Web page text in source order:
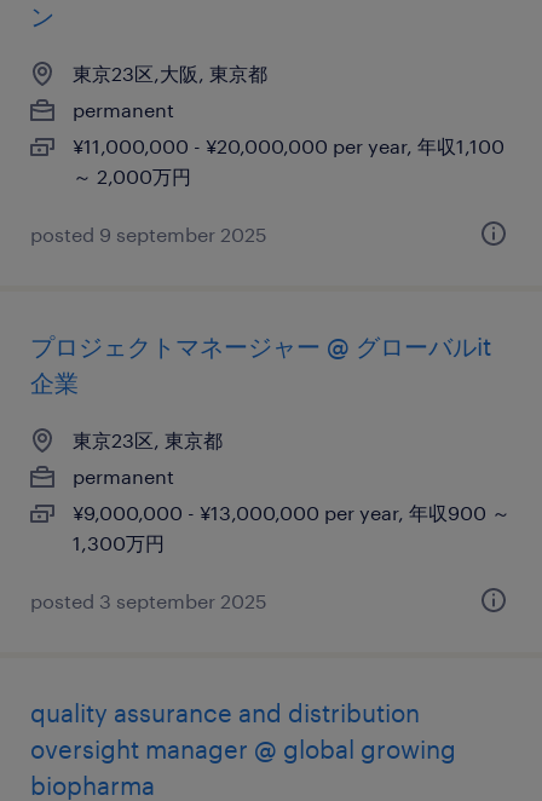
ン
東京23区,大阪, 東京都
permanent
¥11,000,000 - ¥20,000,000 per year, 年収1,100
～ 2,000万円
posted 9 september 2025
プロジェクトマネージャー @ グローバルit
企業
東京23区, 東京都
permanent
¥9,000,000 - ¥13,000,000 per year, 年収900 ～
1,300万円
posted 3 september 2025
quality assurance and distribution
oversight manager @ global growing
biopharma